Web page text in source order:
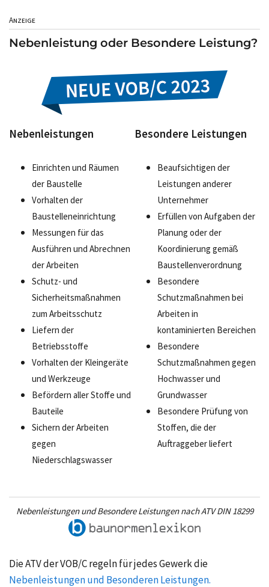
Anzeige
Nebenleistung oder Besondere Leistung?
Nebenleistungen Besondere Leistungen
Einrichten und Räumen
der Baustelle
Vorhalten der
Baustelleneinrichtung
Messungen für das
Ausführen und Abrechnen
der Arbeiten
Schutz- und
Sicherheitsmaßnahmen
zum Arbeitsschutz
Liefern der
Betriebsstoffe
Vorhalten der Kleingeräte
und Werkzeuge
Befördern aller Stoffe und
Bauteile
Sichern der Arbeiten
gegen
Niederschlagswasser
Beaufsichtigen der
Leistungen anderer
Unternehmer
Erfüllen von Aufgaben der
Planung oder der
Koordinierung gemäß
Baustellenverordnung
Besondere
Schutzmaßnahmen bei
Arbeiten in
kontaminierten Bereichen
Besondere
Schutzmaßnahmen gegen
Hochwasser und
Grundwasser
Besondere Prüfung von
Stoffen, die der
Auftraggeber liefert
Nebenleistungen und Besondere Leistungen nach ATV DIN 18299
Die ATV der VOB/C regeln für jedes Gewerk die
Nebenleistungen und Besonderen Leistungen.